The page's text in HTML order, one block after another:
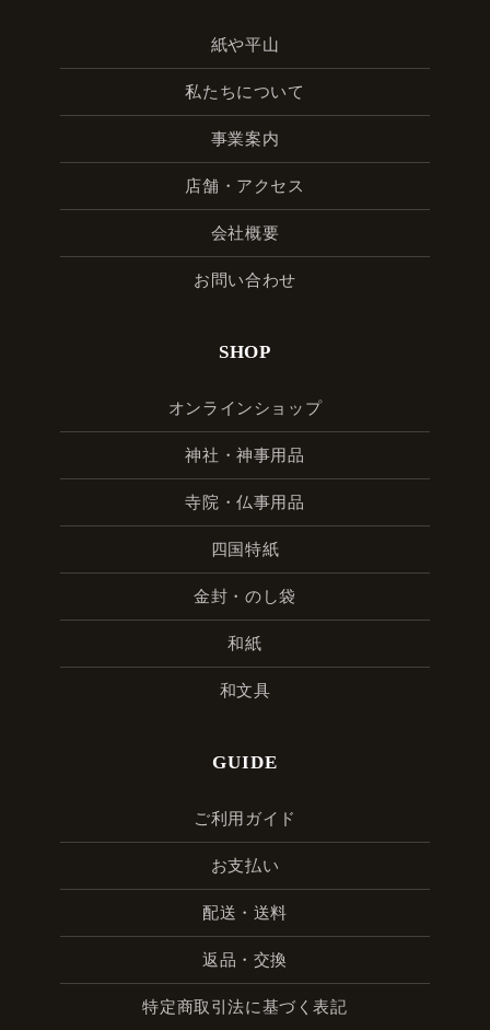
紙や平山
私たちについて
事業案内
店舗・アクセス
会社概要
お問い合わせ
SHOP
オンラインショップ
神社・神事用品
寺院・仏事用品
四国特紙
金封・のし袋
和紙
和文具
GUIDE
ご利用ガイド
お支払い
配送・送料
返品・交換
特定商取引法に基づく表記